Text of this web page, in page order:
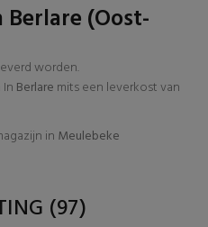
(Oost-
worden.
Berlare mits een leverkost van
in Meulebeke
(97)